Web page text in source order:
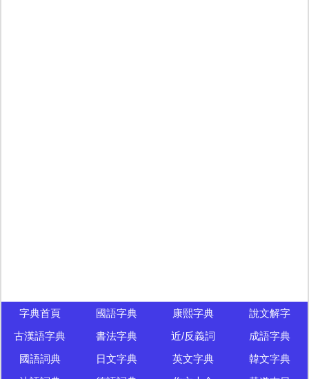
字典首頁 國語字典 康熙字典
說文解字
古漢語字典
書法字典 近/反義詞
成語字典
國語詞典
日文字典 英文字典
韓文字典